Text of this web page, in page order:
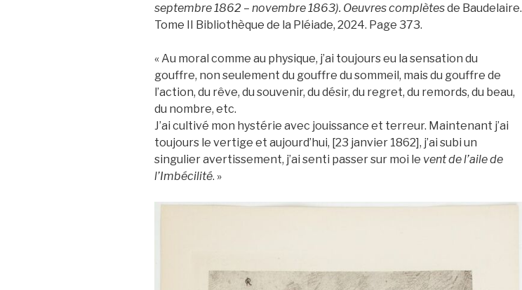
septembre 1862 – novembre 1863). Oeuvres complètesde Baudelaire.
Tome II Bibliothèque de la Pléiade, 2024. Page 373.
« Au moral comme au physique, j’ai toujours eu la sensation du
gouffre, non seulement du gouffre du sommeil, mais du gouffre de
l’action, du rêve, du souvenir, du désir, du regret, du remords, du beau,
du nombre, etc.
J’ai cultivé mon hystérie avec jouissance et terreur. Maintenant j’ai
toujours le vertige et aujourd’hui, [23 janvier 1862], j’ai subi un
singulier avertissement, j’ai senti passer sur moi le vent de l’aile de
l’Imbécilité. »